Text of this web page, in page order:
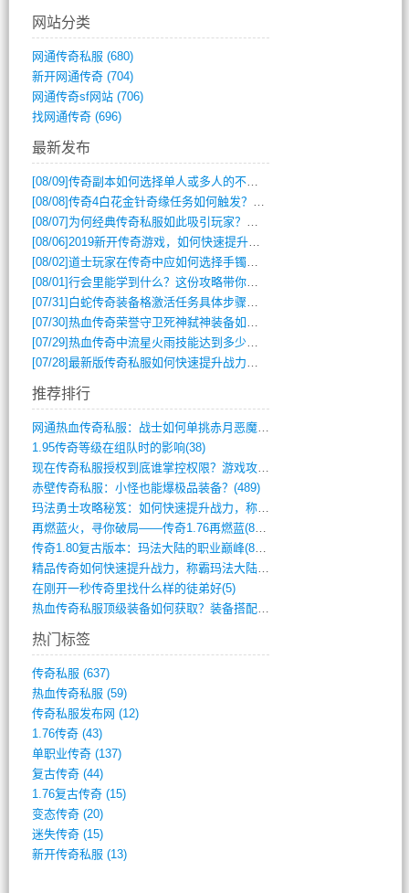
网站分类
网通传奇私服 (680)
新开网通传奇(704)
网通传奇sf网站(706)
找网通传奇(696)
最新发布
[08/09]传奇副本如何选择单人或多人的不同模式？
[08/08]传奇4白花金针奇缘任务如何触发？完整攻略解析
[08/07] 为何经典传奇私服如此吸引玩家？深度攻略解析
[08/06]2019新开传奇游戏，如何快速提升角色等级？
[08/02]道士玩家在传奇中应如何选择手镯装备？
[08/01]行会里能学到什么？这份攻略带你全掌握
[07/31] 白蛇传奇装备格激活任务具体步骤是什么？如何完成？
[07/30]热血传奇荣誉守卫死神弑神装备如何获取与佩戴攻略？
[07/29]热血传奇中流星火雨技能达到多少级可以开始练装备？
[07/28]最新版传奇私服如何快速提升战力与获取稀有装备？
推荐排行
网通热血传奇私服：战士如何单挑赤月恶魔？(311)
1.95传奇等级在组队时的影响(38)
现在传奇私服授权到底谁掌控权限？游戏攻略(789)
赤壁传奇私服：小怪也能爆极品装备？(489)
玛法勇士攻略秘笈：如何快速提升战力，称霸(717)
再燃蓝火，寻你破局——传奇1.76再燃蓝(893)
传奇1.80复古版本：玛法大陆的职业巅峰(873)
精品传奇如何快速提升战力，称霸玛法大陆？(392)
在刚开一秒传奇里找什么样的徒弟好(5)
热血传奇私服顶级装备如何获取？装备搭配与(688)
热门标签
传奇私服 (637)
热血传奇私服 (59)
传奇私服发布网 (12)
1.76传奇(43)
单职业传奇(137)
复古传奇(44)
1.76复古传奇(15)
变态传奇(20)
迷失传奇(15)
新开传奇私服 (13)